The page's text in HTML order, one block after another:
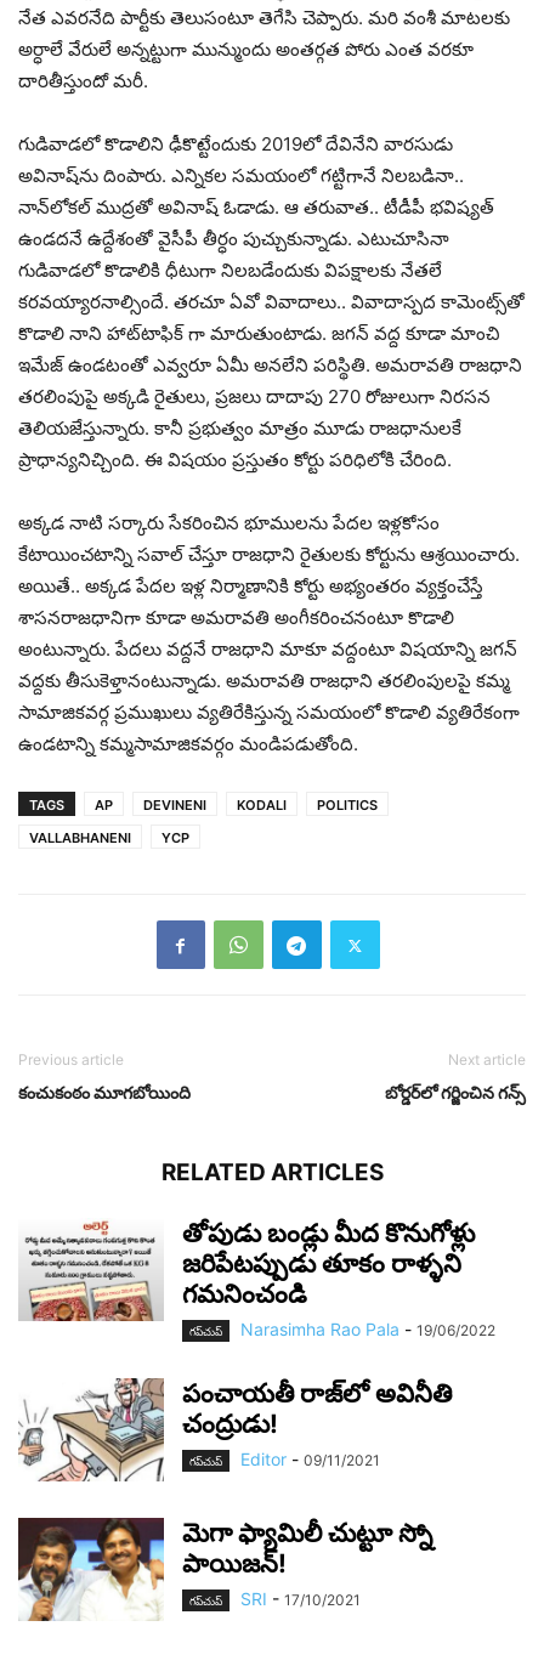
నేత ఎవ‌ర‌నేది పార్టీకు తెలుసంటూ తెగేసి చెప్పారు. మ‌రి వంశీ మాట‌ల‌కు
అర్ధాలే వేరులే అన్న‌ట్టుగా మున్ముందు అంత‌ర్గ‌త పోరు ఎంత వ‌ర‌కూ
దారితీస్తుందో మ‌రీ.
గుడివాడ‌లో కొడాలిని ఢీకొట్టేందుకు 2019లో దేవినేని వార‌సుడు
అవినాష్‌ను దింపారు. ఎన్నిక‌ల స‌మ‌యంలో గ‌ట్టిగానే నిల‌బ‌డినా..
నాన్‌లోకల్ ముద్ర‌తో అవినాష్ ఓడాడు. ఆ త‌రువాత‌.. టీడీపీ భ‌విష్య‌త్
ఉండ‌ద‌నే ఉద్దేశంతో వైసీపీ తీర్ధం పుచ్చుకున్నాడు. ఎటుచూసినా
గుడివాడ‌లో కొడాలికి ధీటుగా నిల‌బ‌డేందుకు విప‌క్షాల‌కు నేత‌లే
క‌ర‌వ‌య్యార‌నాల్సిందే. త‌ర‌చూ ఏవో వివాదాలు.. వివాదాస్ప‌ద కామెంట్స్‌తో
కొడాలి నాని హాట్‌టాఫిక్ గా మారుతుంటాడు. జ‌గ‌న్ వ‌ద్ద కూడా మాంచి
ఇమేజ్ ఉండ‌టంతో ఎవ్వ‌రూ ఏమీ అన‌లేని ప‌రిస్థితి. అమ‌రావ‌తి రాజ‌ధాని
త‌ర‌లింపుపై అక్క‌డి రైతులు, ప్ర‌జ‌లు దాదాపు 270 రోజులుగా నిర‌స‌న
తెలియ‌జేస్తున్నారు. కానీ ప్ర‌భుత్వం మాత్రం మూడు రాజ‌ధానుల‌కే
ప్రాధాన్య‌నిచ్చింది. ఈ విష‌యం ప్ర‌స్తుతం కోర్టు ప‌రిధిలోకి చేరింది.
అక్క‌డ నాటి స‌ర్కారు సేక‌రించిన భూముల‌ను పేద‌ల ఇళ్ల‌కోసం
కేటాయించ‌టాన్ని స‌వాల్ చేస్తూ రాజ‌ధాని రైతుల‌కు కోర్టును ఆశ్రయించారు.
అయితే.. అక్క‌డ పేద‌ల ఇళ్ల నిర్మాణానికి కోర్టు అభ్యంత‌రం వ్య‌క్తంచేస్తే
శాస‌న‌రాజ‌ధానిగా కూడా అమ‌రావ‌తి అంగీక‌రించ‌నంటూ కొడాలి
అంటున్నారు. పేద‌లు వ‌ద్ద‌నే రాజ‌ధాని మాకూ వ‌ద్దంటూ విష‌యాన్ని జ‌గ‌న్
వ‌ద్ద‌కు తీసుకెళ్తానంటున్నాడు. అమ‌రావ‌తి రాజ‌ధాని త‌ర‌లింపుల‌పై క‌మ్మ
సామాజిక‌వ‌ర్గ ప్ర‌ముఖులు వ్య‌తిరేకిస్తున్న స‌మ‌యంలో కొడాలి వ్య‌తిరేకంగా
ఉండ‌టాన్ని క‌మ్మ‌సామాజిక‌వ‌ర్గం మండిప‌డుతోంది.
TAGS AP DEVINENI KODALI
POLITICS
VALLABHANENI
YCP
Previous article
కంచుకంఠం మూగ‌బోయింది
Next article
బోర్డ‌ర్‌లో గ‌ర్జించిన గ‌న్స్‌
RELATED ARTICLES
తోపుడు బండ్లు మీద కొనుగోళ్లు
జరిపేటప్పుడు తూకం రాళ్ళని
గమనించండి
గ‌ప్‌చుప్ Narasimha Rao Pala - 19/06/2022
పంచాయ‌తీ రాజ్‌లో అవినీతి
చంద్రుడు!
గ‌ప్‌చుప్ Editor - 09/11/2021
మెగా ఫ్యామిలీ చుట్టూ స్నో
పాయిజ‌న్‌!
గ‌ప్‌చుప్ SRI - 17/10/2021